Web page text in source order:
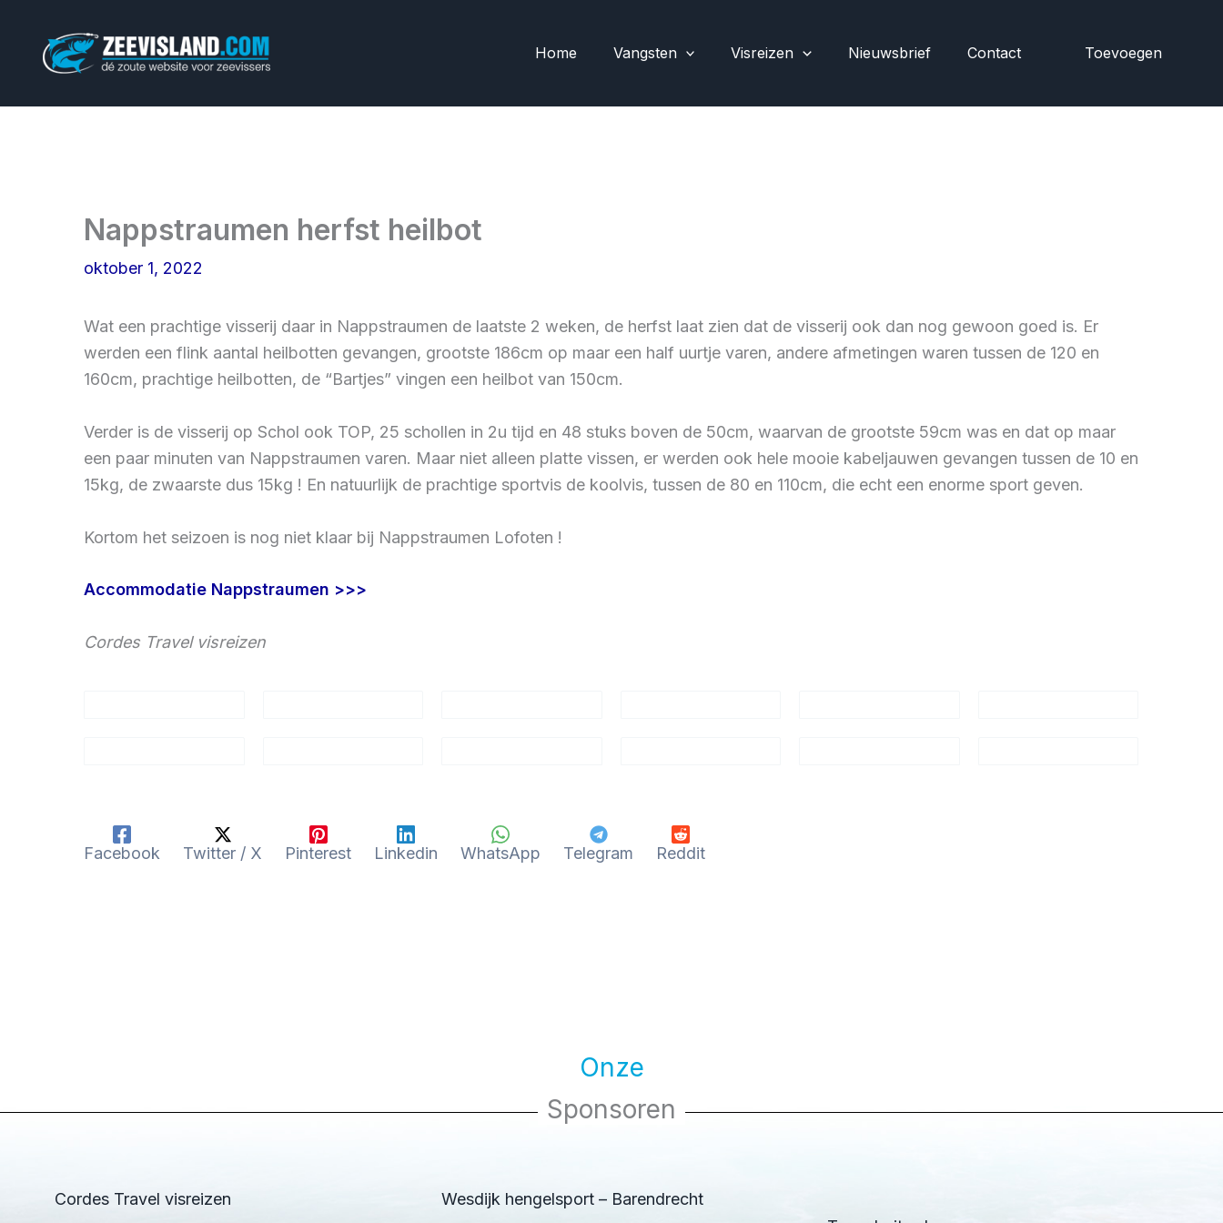
Home Vangsten Visreizen Nieuwsbrief Contact Toevoegen
Nappstraumen herfst heilbot
oktober 1, 2022
Wat een prachtige visserij daar in Nappstraumen de laatste 2 weken, de herfst laat zien dat de visserij ook dan nog gewoon goed is. Er
werden een flink aantal heilbotten gevangen, grootste 186cm op maar een half uurtje varen, andere afmetingen waren tussen de 120 en
160cm, prachtige heilbotten, de “Bartjes” vingen een heilbot van 150cm.
Verder is de visserij op Schol ook TOP, 25 schollen in 2u tijd en 48 stuks boven de 50cm, waarvan de grootste 59cm was en dat op maar
een paar minuten van Nappstraumen varen. Maar niet alleen platte vissen, er werden ook hele mooie kabeljauwen gevangen tussen de 10 en
15kg, de zwaarste dus 15kg ! En natuurlijk de prachtige sportvis de koolvis, tussen de 80 en 110cm, die echt een enorme sport geven.
Kortom het seizoen is nog niet klaar bij Nappstraumen Lofoten !
Accommodatie Nappstraumen >>>
Cordes Travel visreizen
Facebook Twitter / X Pinterest Linkedin WhatsApp Telegram Reddit
Onze
Sponsoren
Cordes Travel visreizen
Wesdijk hengelsport – Barendrecht